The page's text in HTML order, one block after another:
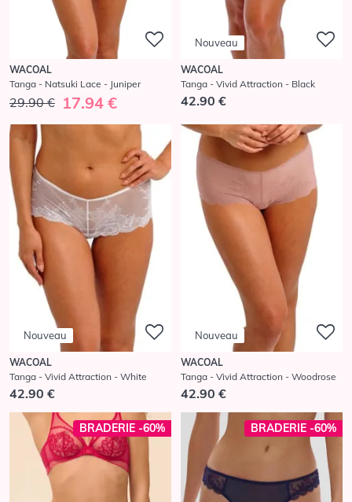
WACOAL
Tanga - Natsuki Lace - Juniper
29.90 € 17.94 €
Nouveau
WACOAL
Tanga - Vivid Attraction - Black
42.90 €
Nouveau
WACOAL
Tanga - Vivid Attraction - White
42.90 €
Nouveau
WACOAL
Tanga - Vivid Attraction - Woodrose
42.90 €
BRADERIE -60% BRADERIE -60%